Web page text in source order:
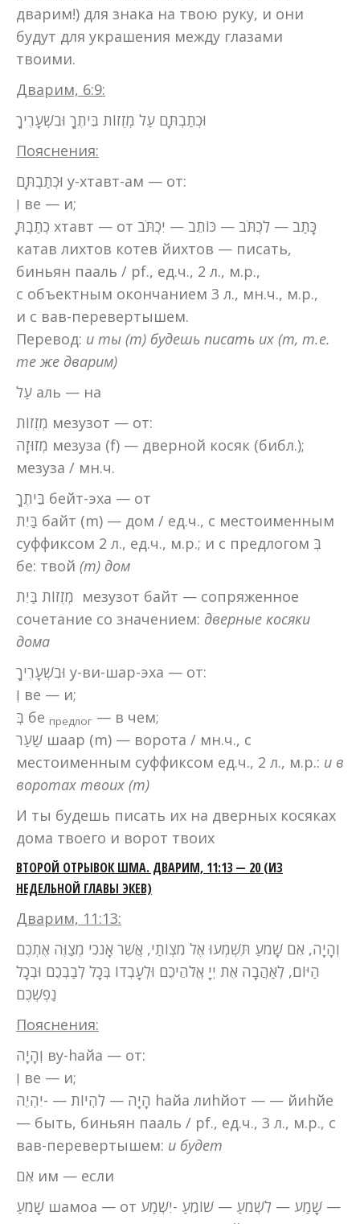
дварим!) для знака на твою руку, и они
будут для украшения между глазами
твоими.
Дварим, 6:9:
וּכְתַבְתָּם עַל מְזֻזוֹת בֵּיתֶךָ וּבִשְׁעָרֶיךָ
Пояснения:
וּכְתַבְתָּם у-хтавт-ам — от:
וְ ве — и;
כְתַבְתָּ хтавт — от כָּתַב — לִכְתֹּב — כּוֹתֵב — יִכְתֹּב
катав лихтов котев йихтов — писать,
биньян пааль / pf., ед.ч., 2 л., м.р.,
с объектным окончанием 3 л., мн.ч., м.р.,
и с вав-перевертышем.
Перевод: и ты (m) будешь писать их (m, т.е.
те же дварим)
עַל аль — на
מְזֻזוֹת мезузот — от:
מְזוּזָה мезуза (f) — дверной косяк (библ.);
мезуза / мн.ч.
בֵּיתֶךָ бейт-эха — от
בַּיִת байт (m) — дом / ед.ч., с местоименным
суффиксом 2 л., ед.ч., м.р.; и с предлогом בְּ
бе: твой (m) дом
מְזֻזוֹת בַּיִת мезузот байт — сопряженное
сочетание со значением: дверные косяки
дома
וּבִשְׁעָרֶיךָ у-ви-шар-эха — от:
וְ ве — и;
בְּ бе предлог — в чем;
שַׁעַר шаар (m) — ворота / мн.ч., с
местоименным суффиксом ед.ч., 2 л., м.р.: и в
воротах твоих (m)
И ты будешь писать их на дверных косяках
дома твоего и ворот твоих
ВТОРОЙ ОТРЫВОК ШМА. ДВАРИМ, 11:13 — 20 (ИЗ
НЕДЕЛЬНОЙ ГЛАВЫ ЭКЕВ)
Дварим, 11:13:
וְהָיָה, אִם שָׁמֹעַ תִּשְׁמְעוּ אֶל מִצְוֹתַי, אֲשֶׁר אָנֹכִי מְצַוֶּה אֶתְכֶם
הַיּוֹם, לְאַהֲבָה אֶת יְיָ אֱלֹהֵיכֶם וּלְעָבְדוֹ בְּכָל לְבַבְכֶם וּבְכָל
נַפְשְׁכֶם
Пояснения:
וְהָיָה ву-hайа — от:
וְ ве — и;
הָיָה — לִהְיוֹת — -יִהְיֶה hайа лиhйот — — йиhйе
— быть, биньян пааль / pf., ед.ч., 3 л., м.р., с
вав-перевертышем: и будет
אִם им — если
שָׁמֹעַ шамоа — от שָׁמַע — לִשְׁמֹעַ — שׁוֹמֵעַ -יִשְׁמַע —